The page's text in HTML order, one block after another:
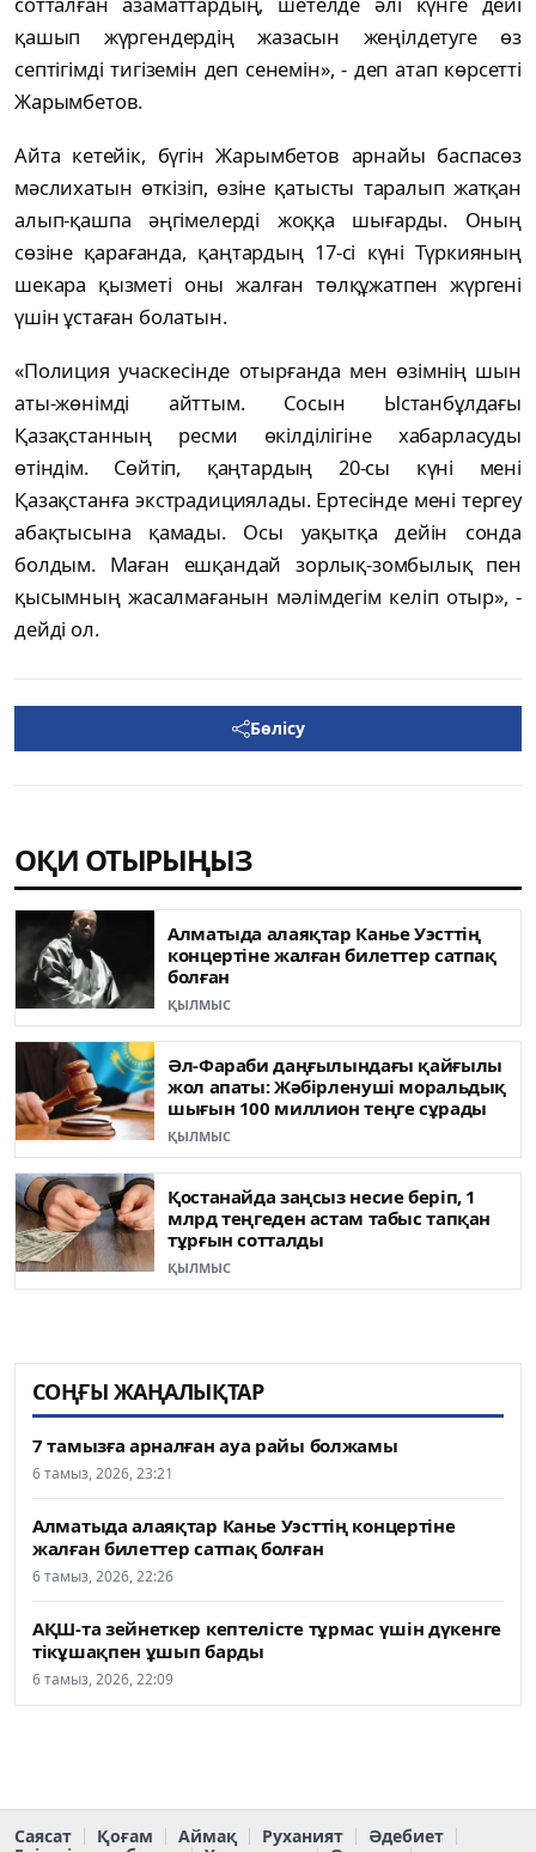
қашып жүргендердің жазасын жеңілдетуге өз
септігімді тигіземін деп сенемін», - деп атап көрсетті
Жарымбетов.
Айта кетейік, бүгін Жарымбетов арнайы баспасөз
мәслиxатын өткізіп, өзіне қатысты таралып жатқан
алып-қашпа әңгімелерді жоққа шығарды. Оның
сөзіне қарағанда, қаңтардың 17-сі күні Түркияның
шекара қызметі оны жалған төлқұжатпен жүргені
үшін ұстаған болатын.
«Полиция учаскесінде отырғанда мен өзімнің шын
аты-жөнімді айттым. Сосын Ыстанбұлдағы
Қазақстанның ресми өкілділігіне xабарласуды
өтіндім. Сөйтіп, қаңтардың 20-сы күні мені
Қазақстанға экстрадициялады. Ертесінде мені тергеу
абақтысына қамады. Осы уақытқа дейін сонда
болдым. Маған ешқандай зорлық-зомбылық пен
қысымның жасалмағанын мәлімдегім келіп отыр», -
дейді ол.
Бөлісу
ОҚИ ОТЫРЫҢЫЗ
Алматыда алаяқтар Канье Уэсттің
концертіне жалған билеттер сатпақ
болған
ҚЫЛМЫС
Әл-Фараби даңғылындағы қайғылы
жол апаты: Жәбірленуші моральдық
шығын 100 миллион теңге сұрады
ҚЫЛМЫС
Қостанайда заңсыз несие беріп, 1
млрд теңгеден астам табыс тапқан
тұрғын сотталды
ҚЫЛМЫС
СОҢҒЫ ЖАҢАЛЫҚТАР
7 тамызға арналған ауа райы болжамы
6 тамыз, 2026, 23:21
Алматыда алаяқтар Канье Уэсттің концертіне
жалған билеттер сатпақ болған
6 тамыз, 2026, 22:26
АҚШ-та зейнеткер кептелісте тұрмас үшін дүкенге
тікұшақпен ұшып барды
6 тамыз, 2026, 22:09
Саясат Қоғам Аймақ Руханият
Әдебиет